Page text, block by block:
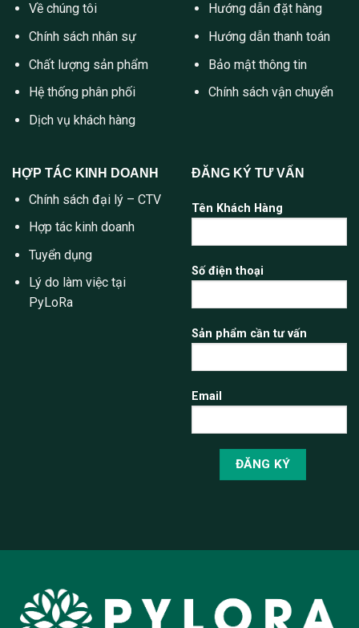
Về chúng tôi
Chính sách nhân sự
Chất lượng sản phẩm
Hệ thống phân phối
Dịch vụ khách hàng
Hướng dẫn đặt hàng
Hướng dẫn thanh toán
Bảo mật thông tin
Chính sách vận chuyển
HỢP TÁC KINH DOANH
Chính sách đại lý – CTV
Hợp tác kinh doanh
Tuyển dụng
Lý do làm việc tại
PyLoRa
ĐĂNG KÝ TƯ VẤN
Tên Khách Hàng
Số điện thoại
Sản phẩm cần tư vấn
Email